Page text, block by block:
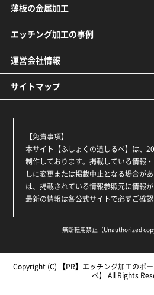
薄板の金属加工
エッチング加工の事例
運営会社情報
サイトマップ
【免責事項】
本サイト【ふしょくの道しるべ】は、
制作しております。掲載している情報
しに変更または掲載中止となる場合が
は、掲載されている情報参照元に情報
最新の情報は各公式サイトで必ずご確認
無断転用禁止（Unauthorized
Copyright (C)
エッチング加工のポ
べ】
All Rights